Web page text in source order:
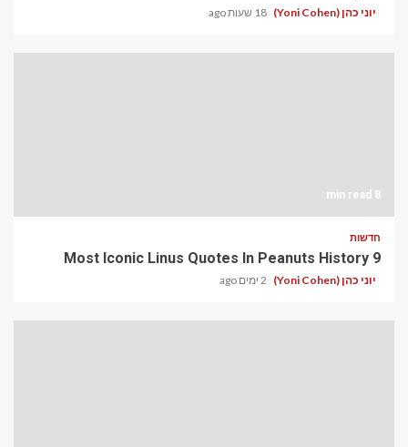
יוני כהן (Yoni Cohen) 18 שעות ago
8 min read
חדשות
9 Most Iconic Linus Quotes In Peanuts History
יוני כהן (Yoni Cohen) 2 ימים ago